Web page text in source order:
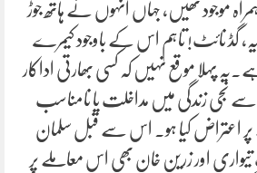
موجود تھیں، جہاں انہوں نے ہاتھ جوڑ
گڈ نائٹ! تاہم اس کے باوجود کیمرے
پہلا موقع نہیں کہ کسی بھارتی اداکار
نجی زندگی میں مداخلت یا نامناسب
پر اعتراض کیا ہو۔ اس سے قبل سلمان
اور زرین خان بھی اس معاملے پر